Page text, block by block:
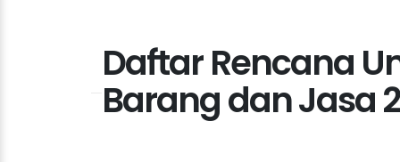
Daftar Rencana
Barang dan Jasa